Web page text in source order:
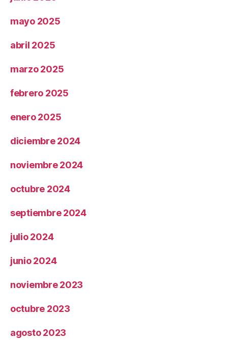
mayo 2025
abril 2025
marzo 2025
febrero 2025
enero 2025
diciembre 2024
noviembre 2024
octubre 2024
septiembre 2024
julio 2024
junio 2024
noviembre 2023
octubre 2023
agosto 2023